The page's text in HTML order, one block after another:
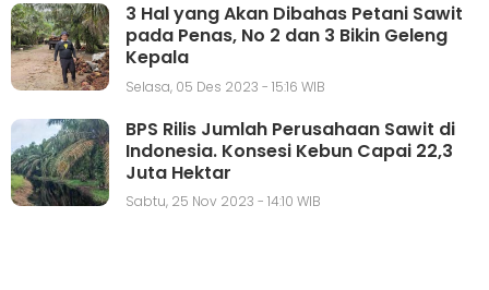
3 Hal yang Akan Dibahas Petani Sawit
pada Penas, No 2 dan 3 Bikin Geleng
Kepala
Selasa, 05 Des 2023 - 15:16 WIB
BPS Rilis Jumlah Perusahaan Sawit di
Indonesia. Konsesi Kebun Capai 22,3
Juta Hektar
Sabtu, 25 Nov 2023 - 14:10 WIB